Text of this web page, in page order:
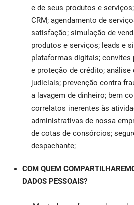
e de seus produtos e
CRM; agendamento de
satisfação; simulação de
produtos e serviços; leads e
plataformas digitais; convites
e proteção de crédito; análise
judiciais; prevenção contra
a lavagem de dinheiro; bem
correlatos inerentes às
administrativas de nossa
de cotas de consórcios;
despachante;
COM QUEM
DADOS PESSOAIS?